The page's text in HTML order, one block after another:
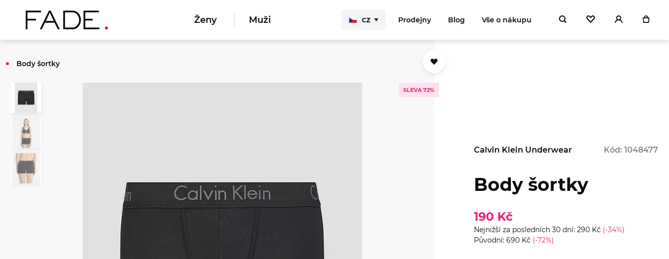
Ženy Muži CZ Prodejny Blog Vše o nákupu
Body šortky
SLEVA 72%
Calvin Klein Underwear Kód: 1048477
Body šortky
190 Kč
Nejnižší za posledních 30 dní: 290 Kč (-34%)
Původní: 690 Kč (-72%)